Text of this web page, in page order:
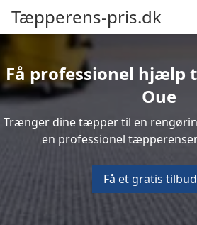
Tæpperens-pris.dk
Få professionel hjælp
Oue
Trænger dine tæpper til en
en professionel
Få et gratis